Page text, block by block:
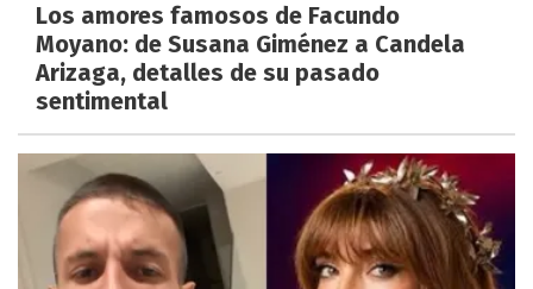
Los amores famosos de Facundo
Moyano: de Susana Giménez a Candela
Arizaga, detalles de su pasado
sentimental